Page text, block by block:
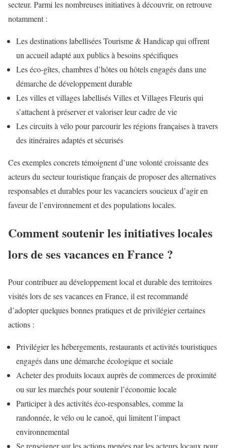
secteur. Parmi les nombreuses initiatives à découvrir, on retrouve
notamment :
Les destinations labellisées Tourisme & Handicap qui offrent
un accueil adapté aux publics à besoins spécifiques
Les éco-gîtes, chambres d’hôtes ou hôtels engagés dans une
démarche de développement durable
Les villes et villages labellisés Villes et Villages Fleuris qui
s’attachent à préserver et valoriser leur cadre de vie
Les circuits à vélo pour parcourir les régions françaises à travers
des itinéraires adaptés et sécurisés
Ces exemples concrets témoignent d’une volonté croissante des
acteurs du secteur touristique français de proposer des alternatives
responsables et durables pour les vacanciers soucieux d’agir en
faveur de l’environnement et des populations locales.
Comment soutenir les initiatives locales
lors de ses vacances en France ?
Pour contribuer au développement local et durable des territoires
visités lors de ses vacances en France, il est recommandé
d’adopter quelques bonnes pratiques et de privilégier certaines
actions :
Privilégier les hébergements, restaurants et activités touristiques
engagés dans une démarche écologique et sociale
Acheter des produits locaux auprès de commerces de proximité
ou sur les marchés pour soutenir l’économie locale
Participer à des activités éco-responsables, comme la
randonnée, le vélo ou le canoë, qui limitent l’impact
environnemental
Se renseigner sur les actions menées par les acteurs locaux pour